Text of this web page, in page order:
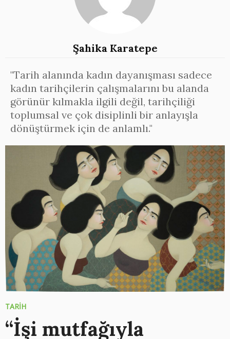
Şahika Karatepe
"Tarih alanında kadın dayanışması sadece
kadın tarihçilerin çalışmalarını bu alanda
görünür kılmakla ilgili değil, tarihçiliği
toplumsal ve çok disiplinli bir anlayışla
dönüştürmek için de anlamlı."
TARİH
“İşi mutfağıyla